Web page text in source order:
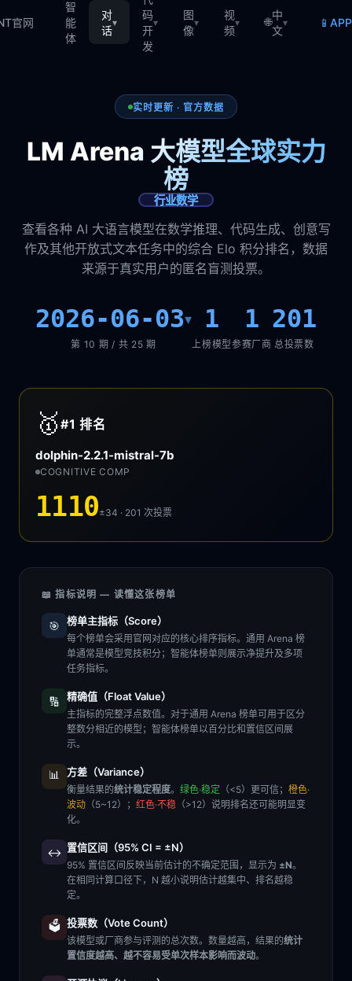
官网
智
能
体
对
话
▾
码
开
发
▾
图
像
▾
视
频
▾ 🌐
中
文
▾ 📱
实时更新 · 官方数据
LM Arena 大模型全球实力
榜
行业数学
查看各种 AI 大语言模型在数学推理、代码生成、创意写
作及其他开放式文本任务中的综合 Elo 积分排名，数据
来源于真实用户的匿名盲测投票。
2026-06-03▾
第 10 期 / 共 25 期
1
上榜模型
1
参赛厂商
201
总投票数
🥇 #1排名
dolphin-2.2.1-mistral-7b
COGNITIVE COMP
1110±34 · 201次投票
📖 指标说明 — 读懂这张榜单
🎯 榜单主指标（Score）
每个榜单会采用官网对应的核心排序指标。通用 Arena 榜
单通常是模型竞技积分；智能体榜单则展示净提升及多项
任务指标。
🔢 精确值（Float Value）
主指标的完整浮点数值。对于通用 Arena 榜单可用于区分
整数分相近的模型；智能体榜单以百分比和置信区间展
示。
📊 方差（Variance）
衡量结果的统计稳定程度。 绿色·稳定 （<5）更可信； 橙色·
波动 （5~12）； 红色·不稳 （>12）说明排名还可能明显变
化。
↔️ 置信区间（95% CI = ±N）
95% 置信区间反映当前估计的不确定范围，显示为 ±N。
在相同计算口径下，N 越小说明估计越集中、排名越稳
定。
🗳️ 投票数（Vote Count）
该模型或厂商参与评测的总次数。数量越高，结果的统计
置信度越高、越不容易受单次样本影响而波动。